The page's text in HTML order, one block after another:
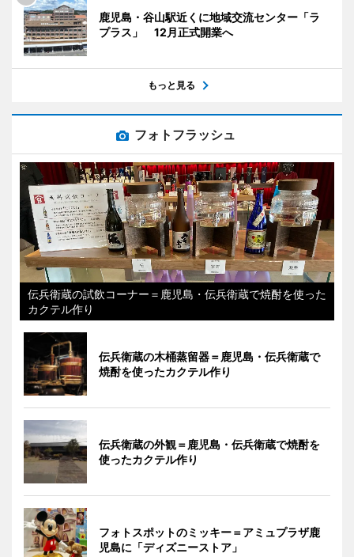
鹿児島・谷山駅近くに地域交流センター「ラ
プラス」 12月正式開業へ
もっと見る
フォトフラッシュ
伝兵衛蔵の試飲コーナー＝鹿児島・伝兵衛蔵で焼酎を使った
カクテル作り
伝兵衛蔵の木桶蒸留器＝鹿児島・伝兵衛蔵で
焼酎を使ったカクテル作り
伝兵衛蔵の外観＝鹿児島・伝兵衛蔵で焼酎を
使ったカクテル作り
フォトスポットのミッキー＝アミュプラザ鹿
児島に「ディズニーストア」